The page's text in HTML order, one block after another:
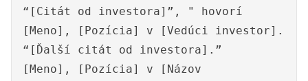
“[Citát od investora]”, " hovorí
[Meno], [Pozícia] v [Vedúci investor].
“[Ďalší citát od investora].”
[Meno], [Pozícia] v [Názov